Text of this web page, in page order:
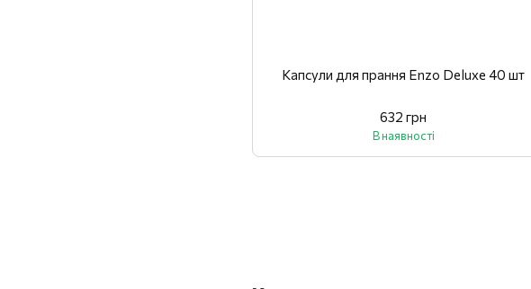
Капсули для прання Enzo Deluxe 40 шт
632 грн
В наявності